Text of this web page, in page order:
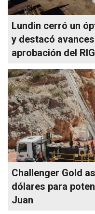
Lundin cerró un
y destacó
aprobación del
Challenger Gold
dólares para
Juan